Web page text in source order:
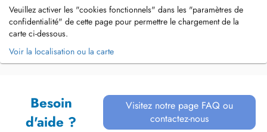
Veuillez activer les "cookies fonctionnels" dans les "paramètres de
confidentialité" de cette page pour permettre le chargement de la
carte ci-dessous.
Voir la localisation ou la carte
Besoin
d'aide ?
Visitez notre page FAQ ou
contactez-nous